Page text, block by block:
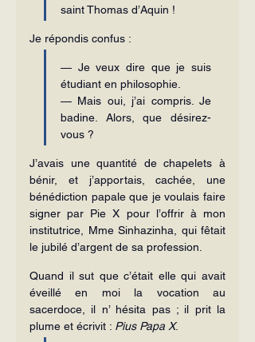
saint Thomas d’Aquin !
Je répondis confus :
— Je veux dire que je suis
étudiant en philosophie.
— Mais oui, j’ai compris. Je
badine. Alors, que désirez-
vous ?
J’avais une quantité de chapelets à
bénir, et j’apportais, cachée, une
bénédiction papale que je voulais faire
signer par Pie X pour l’offrir à mon
institutrice, Mme Sinhazinha, qui fêtait
le jubilé d’argent de sa profession.
Quand il sut que c’était elle qui avait
éveillé en moi la vocation au
sacerdoce, il n’ hésita pas ; il prit la
plume et écrivit : Pius Papa X.